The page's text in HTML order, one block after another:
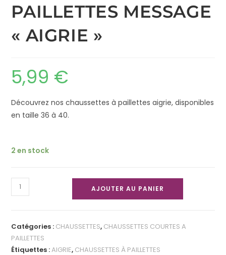
PAILLETTES MESSAGE
« AIGRIE »
5,99 €
Découvrez nos chaussettes à paillettes aigrie, disponibles
en taille 36 à 40.
2 en stock
AJOUTER AU PANIER
Catégories : CHAUSSETTES, CHAUSSETTES COURTES A
PAILLETTES
Étiquettes :AIGRIE, CHAUSSETTES À PAILLETTES